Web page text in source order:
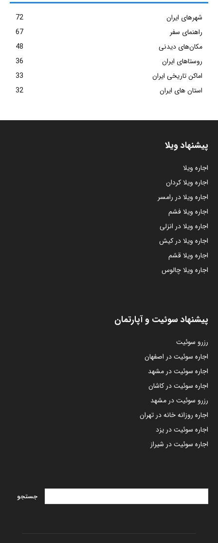
شهرهای ایران
72
راهنمای سفر
67
مکان‌های دیدنی
48
روستاهای ایران
36
اماکن تاریخی ایران
33
استان های ایران
32
پیشنهاد ویلا
اجاره ویلا
اجاره ویلا کردان
اجاره ویلا در رامسر
اجاره ویلا فشم
اجاره ویلا در انزلی
اجاره ویلا در کیش
اجاره ویلا قشم
اجاره ویلا چالوس
پیشنهاد سوئیت و آپارتمان
رزرو سوئیت
اجاره سوئیت در اصفهان
اجاره سوئیت در مشهد
اجاره سوئیت در کاشان
رزرو سوئیت در مشهد
اجاره روزانه خانه در تهران
اجاره سوئیت در یزد
اجاره سوئیت در شیراز